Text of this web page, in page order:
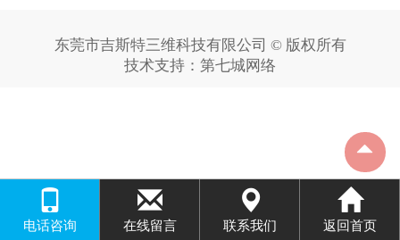
东莞市吉斯特三维科技有限公司 © 版权所有
技术支持： 第七城网络
电话咨询 在线留言 联系我们 返回首页